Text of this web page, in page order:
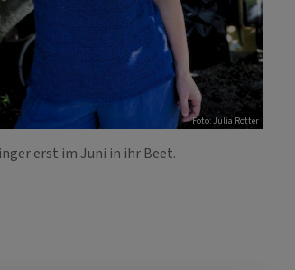
Foto: Julia Rotter
erst im Juni in ihr Beet.